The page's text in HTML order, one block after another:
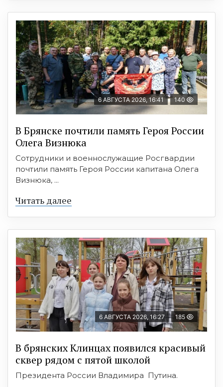
6 АВГУСТА 2026, 16:41 140
В Брянске почтили память Героя России
Олега Визнюка
Сотрудники и военнослужащие Росгвардии
почтили память Героя России капитана Олега
Визнюка, ...
Читать далее
6 АВГУСТА 2026, 16:27 185
В брянских Клинцах появился красивый
сквер рядом с пятой школой
Президента России Владимира Путина.